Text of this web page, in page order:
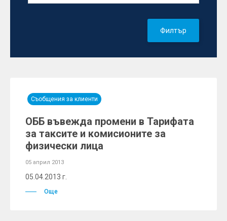
Филтър
Съобщения за клиенти
ОББ въвежда промени в Тарифата
за таксите и комисионите за
физически лица
05 април 2013
05.04.2013 г.
Още